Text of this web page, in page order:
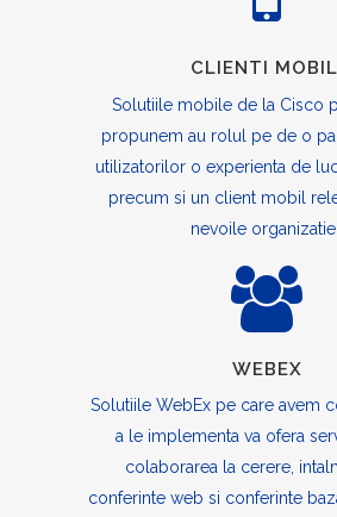
CLIENTI MOBILI
Solutiile mobile de la Cisco
propunem au rolul pe de o
utilizatorilor o experienta de
precum si un client mobil
nevoile organizatiei.
WEBEX
Solutiile WebEx pe care avem
a le implementa va ofera
colaborarea la cerere,
conferinte web si conferinte